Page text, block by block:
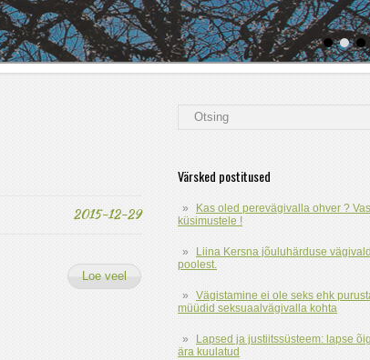
Värsked postitused
Kas oled perevägivalla ohver ?
küsimustele !
Liina Kersna jõuluhärduse
poolest.
Vägistamine ei ole seks ehk
müüdid seksuaalvägivalla kohta
Lapsed ja justiitssüsteem: lapse
ära kuulatud
2015-12-29
Loe veel